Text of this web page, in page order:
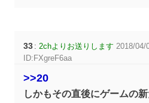
33 : 2chよりお送りします 2018/04/
ID:FXgreF6aa
>>20
しかもその直後にゲームの